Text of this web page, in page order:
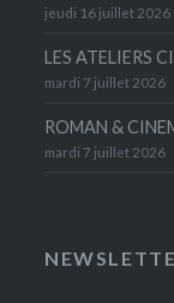
jeudi 16 juillet 2026
LES ATELIERS
mardi 7 juillet 2026
ROMAN &
mardi 7 juillet 2026